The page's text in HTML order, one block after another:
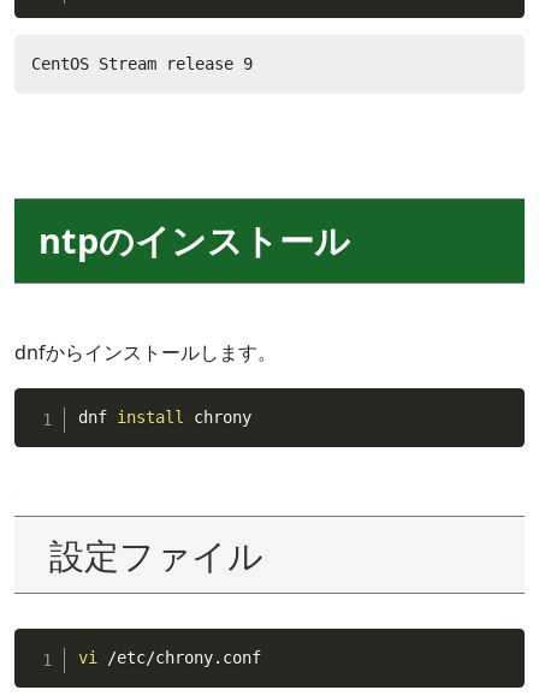
CentOS Stream release 9
ntpのインストール
dnfからインストールします。
dnf install chrony
設定ファイル
vi /etc/chrony.conf